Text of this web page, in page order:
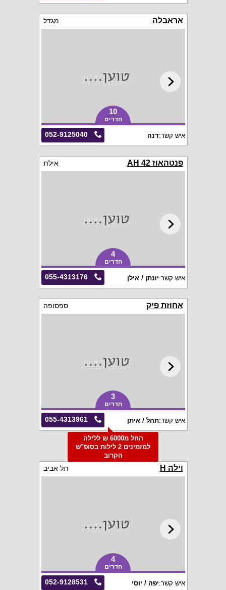
אראבלה מגדל
10
חדרים
052-9125040 איש קשר:דנה
פנטהאוז AH 42 אילת
4
חדרים
055-4313176 איש קשר:יונתן / אילן
אחוזת פיק ספסופה
3
חדרים
055-4313961 איש קשר:תהל / איתן
החל מ6000 ₪ ללילה
למזמינים 2 לילות בסופ"ש
הקרוב
וילה H תל אביב
4
חדרים
052-9128531 איש קשר:יפה / יוסי